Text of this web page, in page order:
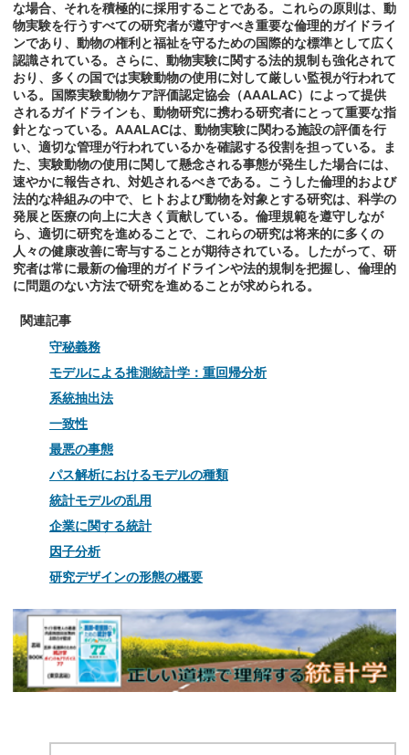
な場合、それを積極的に採用することである。これらの原則は、動
物実験を行うすべての研究者が遵守すべき重要な倫理的ガイドライ
ンであり、動物の権利と福祉を守るための国際的な標準として広く
認識されている。さらに、動物実験に関する法的規制も強化されて
おり、多くの国では実験動物の使用に対して厳しい監視が行われて
いる。国際実験動物ケア評価認定協会（AAALAC）によって提供
されるガイドラインも、動物研究に携わる研究者にとって重要な指
針となっている。AAALACは、動物実験に関わる施設の評価を行
い、適切な管理が行われているかを確認する役割を担っている。ま
た、実験動物の使用に関して懸念される事態が発生した場合には、
速やかに報告され、対処されるべきである。こうした倫理的および
法的な枠組みの中で、ヒトおよび動物を対象とする研究は、科学の
発展と医療の向上に大きく貢献している。倫理規範を遵守しなが
ら、適切に研究を進めることで、これらの研究は将来的に多くの
人々の健康改善に寄与することが期待されている。したがって、研
究者は常に最新の倫理的ガイドラインや法的規制を把握し、倫理的
に問題のない方法で研究を進めることが求められる。
関連記事
守秘義務
モデルによる推測統計学：重回帰分析
系統抽出法
一致性
最悪の事態
パス解析におけるモデルの種類
統計モデルの乱用
企業に関する統計
因子分析
研究デザインの形態の概要